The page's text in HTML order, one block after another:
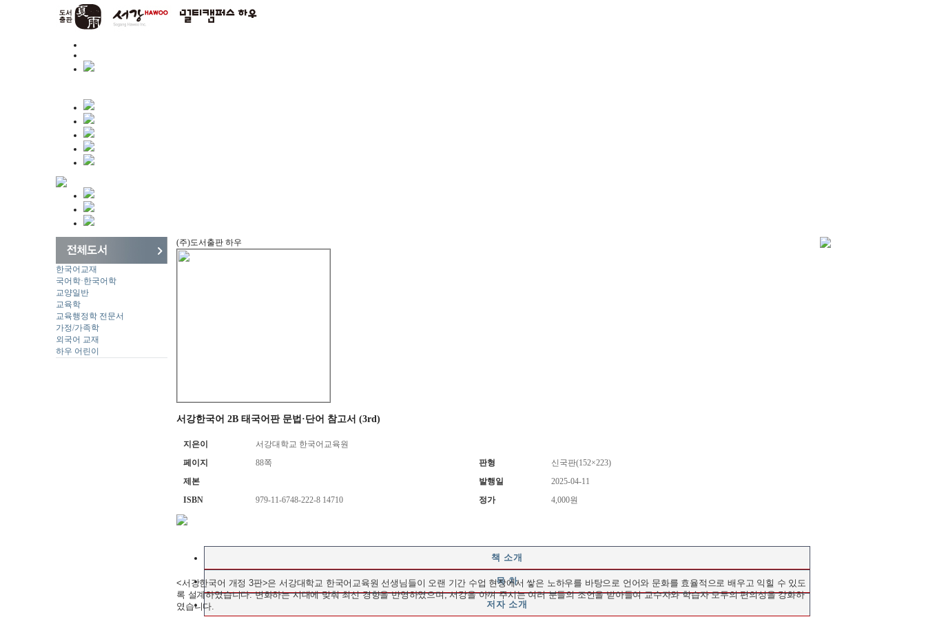
한국어교재
국어학·한국어학
교양일반
교육학
교육행정학 전문서
가정/가족학
외국어 교재
하우 어린이
(주)도서출판 하우
서강한국어 2B 태국어판 문법·단어 참고서 (3rd)
지은이
서강대학교 한국어교육원
페이지
88쪽 판형
신국판(152×223)
제본
발행일
2025-04-11
ISBN
979-11-6748-222-8 14710 정가 4,000원
책 소개
목 차
저자 소개
<서강한국어 개정 3판>은 서강대학교 한국어교육원 선생님들이 오랜 기간 수업 현장에서 쌓은 노하우를 바탕으로 언어와 문화를 효율적으로 배우고 익힐 수 있도
록 설계하였습니다. 변화하는 시대에 맞춰 최신 경향을 반영하였으며, 서강을 아껴 주시는 여러 분들의 조언을 받아들여 교수자와 학습자 모두의 편의성을 강화하
였습니다.